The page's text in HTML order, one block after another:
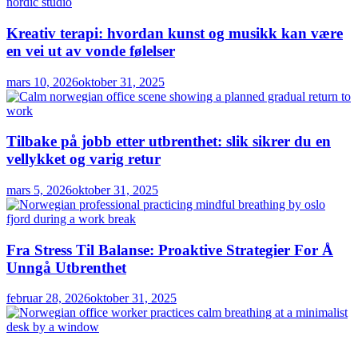
Kreativ terapi: hvordan kunst og musikk kan være
en vei ut av vonde følelser
mars 10, 2026oktober 31, 2025
Tilbake på jobb etter utbrenthet: slik sikrer du en
vellykket og varig retur
mars 5, 2026oktober 31, 2025
Fra Stress Til Balanse: Proaktive Strategier For Å
Unngå Utbrenthet
februar 28, 2026oktober 31, 2025